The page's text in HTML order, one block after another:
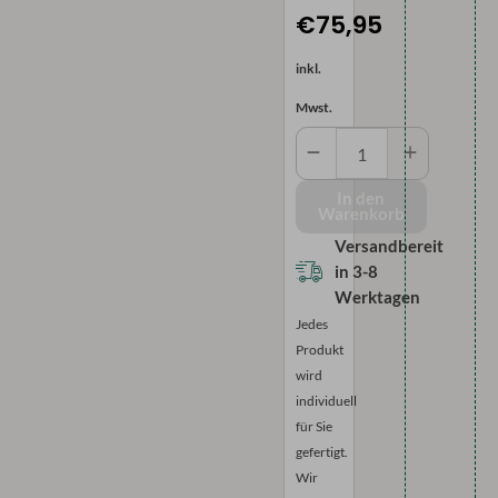
€75,95
inkl.
Mwst.
Verdunkelnder
Unifarben
Menge
Versandbereit
in 3-8
Werktagen
Jedes
Produkt
wird
individuell
für Sie
gefertigt.
Wir